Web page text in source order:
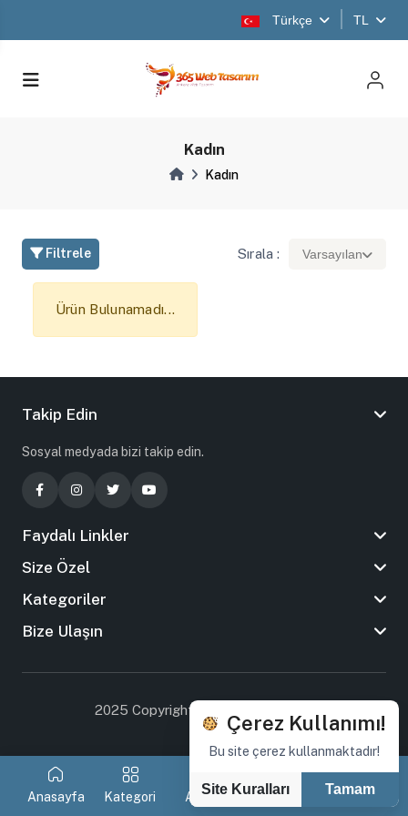
Türkçe TL
Anasayfa Kategori Arama Favorilerim Sepetim
Kadın
Kadın
Filtrele Sırala : Varsayılan
Ürün Bulunamadı...
Takip Edin
Sosyal medyada bizi takip edin.
Faydalı Linkler
Size Özel
Kategoriler
Bize Ulaşın
2025 Copyright By Tasarım Ankara
Çerez Kullanımı!
Bu site çerez kullanmaktadır!
Site Kuralları Tamam